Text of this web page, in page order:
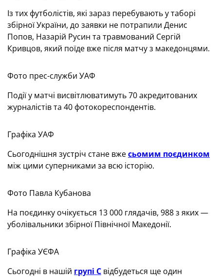
Із тих футболістів, які зараз перебувають у таборі
збірної України, до заявки не потрапили Денис
Попов, Назарій Русин та травмований Сергій
Кривцов, який поїде вже після матчу з македонцями.
Фото прес-служби УАФ
Події у матчі висвітлюватимуть 70 акредитованих
журналістів та 40 фотокореспондентів.
Графіка УАФ
Сьогоднішня зустріч стане вжесьомим поєдинком
між цими суперниками за всю історію.
Фото Павла Кубанова
На поєдинку очікується 13 000 глядачів, 988 з яких —
уболівальники збірної Північної Македонії.
Графіка УЄФА
Сьогодні в нашій групі С відбудеться ще один